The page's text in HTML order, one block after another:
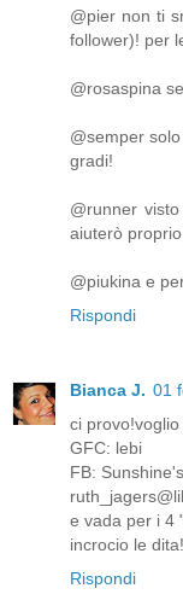
@pier non ti
follower)! per
@rosaspina
@semper
gradi!
@runner
aiuterò
@piukina e
Rispondi
Bianca J. 01
ci
GFC: lebi
FB:
e vada per i 4
incrocio le dita!
Rispondi